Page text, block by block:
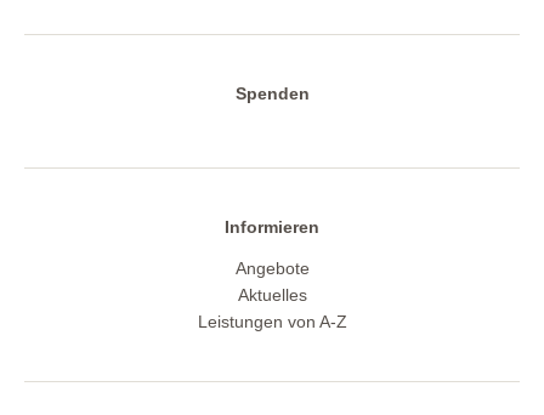
Spenden
Informieren
Angebote
Aktuelles
Leistungen von A-Z